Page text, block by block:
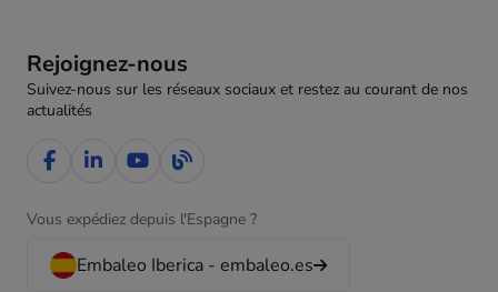
Rejoignez-nous
Suivez-nous sur les réseaux sociaux et restez au courant de nos
actualités
Vous expédiez depuis l'Espagne ?
Embaleo Iberica - embaleo.es